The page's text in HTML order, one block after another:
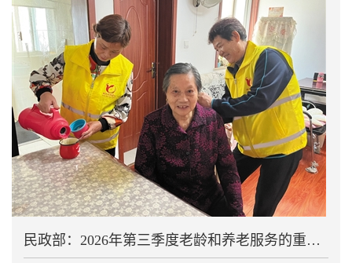
民政部：2026年第三季度老龄和养老服务的重点工作